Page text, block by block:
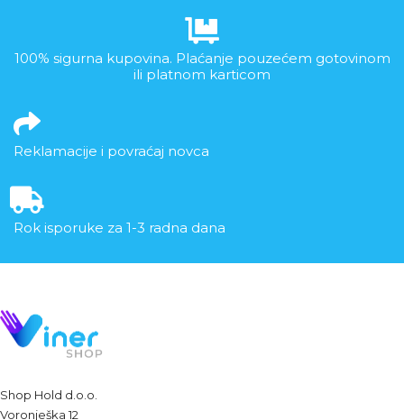
100% sigurna kupovina. Plaćanje pouzećem gotovinom
ili platnom karticom
Reklamacije i povraćaj novca
Rok isporuke za 1-3 radna dana
Shop Hold d.o.o.
Voronješka 12